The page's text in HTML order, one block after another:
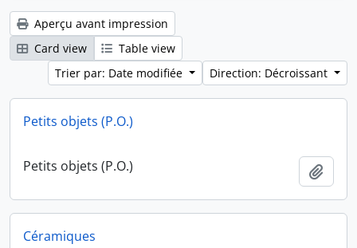
Aperçu avant impression
Card view
Table view
Trier par: Date modifiée
Direction: Décroissant
Petits objets (P.O.)
Petits objets (P.O.)
Céramiques